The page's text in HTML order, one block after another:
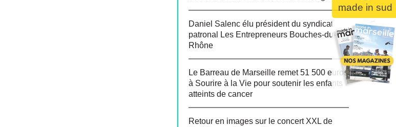
made in sud
Daniel Salenc élu président du syndicat
patronal Les Entrepreneurs Bouches-du-
Rhône
Le Barreau de Marseille remet 51 500 euros
à Sourire à la Vie pour soutenir les enfants
atteints de cancer
Retour en images sur le concert XXL de